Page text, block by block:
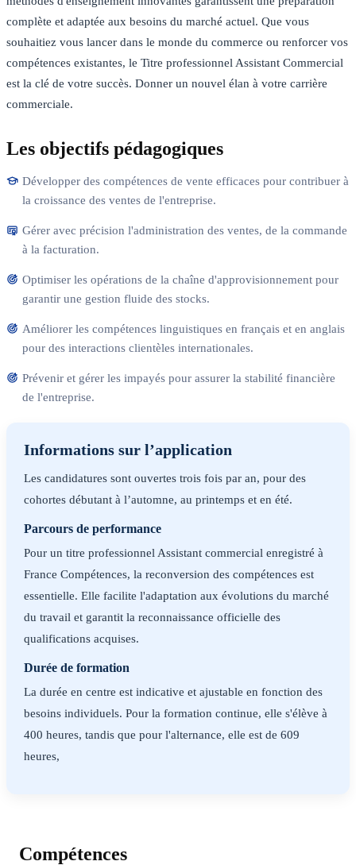
complète et adaptée aux besoins du marché actuel. Que vous
souhaitiez vous lancer dans le monde du commerce ou renforcer vos
compétences existantes, le Titre professionnel Assistant Commercial
est la clé de votre succès. Donner un nouvel élan à votre carrière
commerciale.
Les objectifs pédagogiques
Développer des compétences de vente efficaces pour contribuer à
la croissance des ventes de l'entreprise.
Gérer avec précision l'administration des ventes, de la commande
à la facturation.
Optimiser les opérations de la chaîne d'approvisionnement pour
garantir une gestion fluide des stocks.
Améliorer les compétences linguistiques en français et en anglais
pour des interactions clientèles internationales.
Prévenir et gérer les impayés pour assurer la stabilité financière
de l'entreprise.
Informations sur l’application
Les candidatures sont ouvertes trois fois par an, pour des
cohortes débutant à l’automne, au printemps et en été.
Parcours de performance
Pour un titre professionnel Assistant commercial enregistré à
France Compétences, la reconversion des compétences est
essentielle. Elle facilite l'adaptation aux évolutions du marché
du travail et garantit la reconnaissance officielle des
qualifications acquises.
Durée de formation
La durée en centre est indicative et ajustable en fonction des
besoins individuels. Pour la formation continue, elle s'élève à
400 heures, tandis que pour l'alternance, elle est de 609
heures,
Compétences